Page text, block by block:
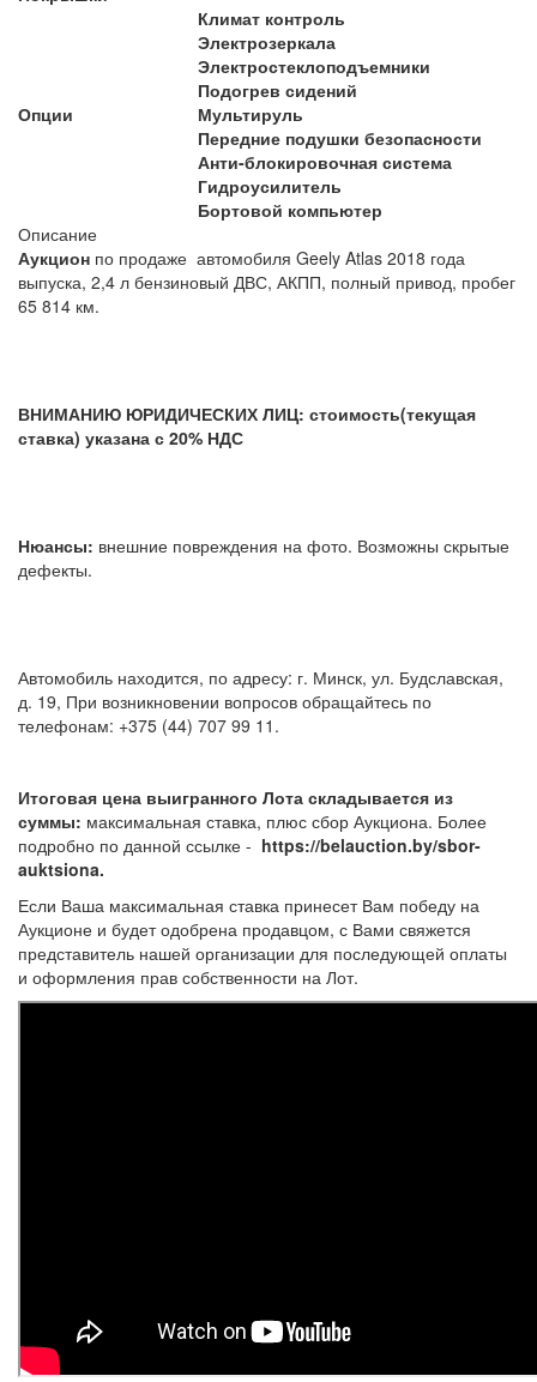
Опции
Климат контроль
Электрозеркала
Электростеклоподъемники
Подогрев сидений
Мультируль
Передние подушки безопасности
Анти-блокировочная система
Гидроусилитель
Бортовой компьютер
Описание
Аукцион по продаже автомобиля Geely Atlas 2018 года
выпуска, 2,4 л бензиновый ДВС, АКПП, полный привод, пробег
65 814 км.
ВНИМАНИЮ ЮРИДИЧЕСКИХ ЛИЦ: стоимость(текущая
ставка) указана с 20% НДС
Нюансы: внешние повреждения на фото. Возможны скрытые
дефекты.
Автомобиль находится, по адресу: г. Минск, ул. Будславская,
д. 19, При возникновении вопросов обращайтесь по
телефонам: +375 (44) 707 99 11.
Итоговая цена выигранного Лота складывается из
суммы: максимальная ставка, плюс сбор Аукциона. Более
подробно по данной ссылке - https://belauction.by/sbor-
auktsiona.
Если Ваша максимальная ставка принесет Вам победу на
Аукционе и будет одобрена продавцом, с Вами свяжется
представитель нашей организации для последующей оплаты
и оформления прав собственности на Лот.